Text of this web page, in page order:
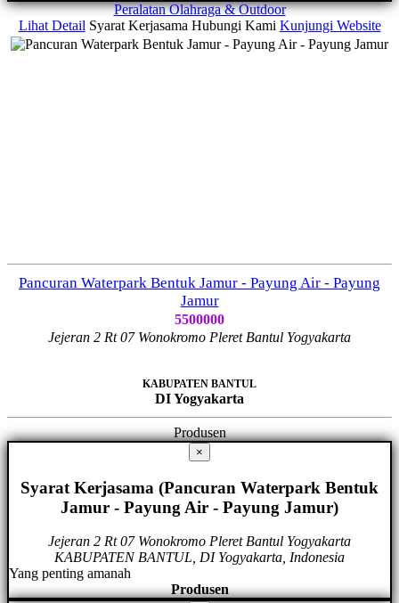
Peralatan Olahraga & Outdoor
Lihat Detail Syarat Kerjasama Hubungi Kami Kunjungi Website
Pancuran Waterpark Bentuk Jamur - Payung Air - Payung
Jamur
5500000
Jejeran 2 Rt 07 Wonokromo Pleret Bantul Yogyakarta
KABUPATEN BANTUL
DI Yogyakarta
Produsen
×
Syarat Kerjasama (Pancuran Waterpark Bentuk
Jamur - Payung Air - Payung Jamur)
Jejeran 2 Rt 07 Wonokromo Pleret Bantul Yogyakarta
KABUPATEN BANTUL, DI Yogyakarta, Indonesia
Yang penting amanah
Produsen